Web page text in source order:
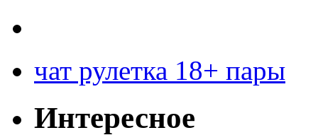
чат рулетка 18+ пары
Интересное